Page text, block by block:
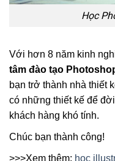
Học
Với hơn 8 năm kinh
tâm đào tạo
bạn trở thành nhà thiết
có những thiết kế để
khách hàng khó tính.
Chúc bạn thành công!
>>>Xem thêm: học